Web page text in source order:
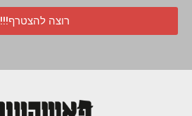
רוצה להצטרף!!!